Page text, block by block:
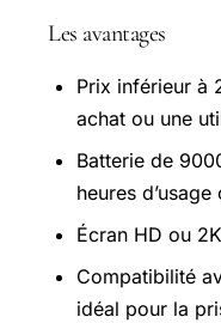
Les avantages
Prix inférieur à
achat ou une
Batterie de
heures d’usage
Écran HD ou
Compatibilité
idéal pour la